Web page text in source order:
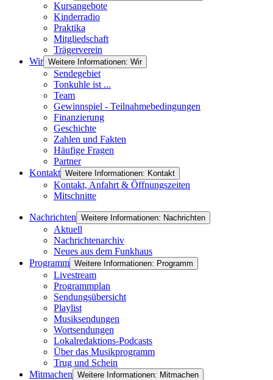
Kursangebote
Kinderradio
Praktika
Mitgliedschaft
Trägerverein
Wir Weitere Informationen: Wir
Sendegebiet
Tonkuhle ist ...
Team
Gewinnspiel - Teilnahmebedingungen
Finanzierung
Geschichte
Zahlen und Fakten
Häufige Fragen
Partner
Kontakt Weitere Informationen: Kontakt
Kontakt, Anfahrt & Öffnungszeiten
Mitschnitte
Nachrichten Weitere Informationen: Nachrichten
Aktuell
Nachrichtenarchiv
Neues aus dem Funkhaus
Programm Weitere Informationen: Programm
Livestream
Programmplan
Sendungsübersicht
Playlist
Musiksendungen
Wortsendungen
Lokalredaktions-Podcasts
Über das Musikprogramm
Trug und Schein
Mitmachen Weitere Informationen: Mitmachen